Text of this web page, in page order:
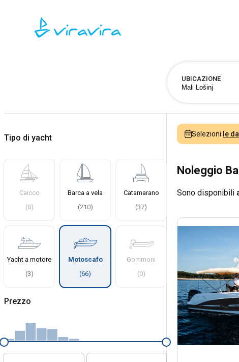
UBICAZIONE
Tipo di yacht
Caicco
(0)
Barca a vela
(210)
Catamarano
(37)
Yacht a motore
(3)
Motoscafo
(66)
Gommoni
(0)
Prezzo
Selezioni le
Noleggio
Sono disponibili